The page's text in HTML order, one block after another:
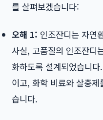
를 살펴보겠습니다:
오해 1: 인조잔디는 자연
사실, 고품질의 인조잔디
화하도록 설계되었습니
이고, 화학 비료와 살충
습니다.